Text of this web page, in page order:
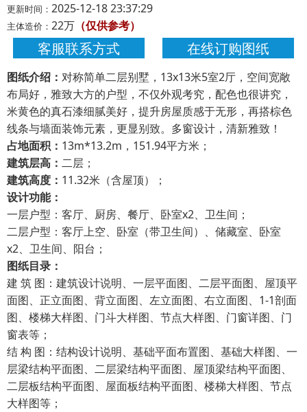
更新时间： 2025-12-18 23:37:29
主体造价： 22万 （仅供参考）
客服联系方式 在线订购图纸
图纸介绍： 对称简单二层别墅，13x13米5室2厅，空间宽敞
布局好，雅致大方的户型，不仅外观考究，配色也很讲究，
米黄色的真石漆细腻美好，提升房屋质感于无形，再搭棕色
线条与墙面装饰元素，更显别致。多窗设计，清新雅致！
占地面积： 13m*13.2m，151.94平方米；
建筑层高： 二层；
建筑高度： 11.32米（含屋顶）；
设计功能：
一层户型：客厅、厨房、餐厅、卧室x2、卫生间；
二层户型：客厅上空、卧室（带卫生间）、储藏室、卧室
x2、卫生间、阳台；
图纸目录：
建 筑 图：建筑设计说明、一层平面图、二层平面图、屋顶平
面图、正立面图、背立面图、左立面图、右立面图、1-1剖面
图、楼梯大样图、门斗大样图、节点大样图、门窗详图、门
窗表等；
结 构 图：结构设计说明、基础平面布置图、基础大样图、一
层梁结构平面图、二层梁结构平面图、屋顶梁结构平面图、
二层板结构平面图、屋面板结构平面图、楼梯大样图、节点
大样图等；